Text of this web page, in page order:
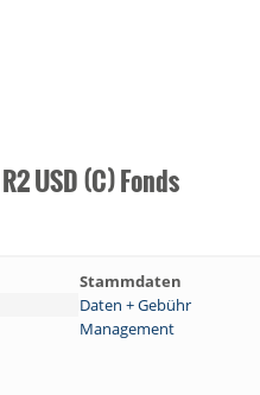
USD (C) Fonds
Stammdaten
Daten + Gebühr
Management